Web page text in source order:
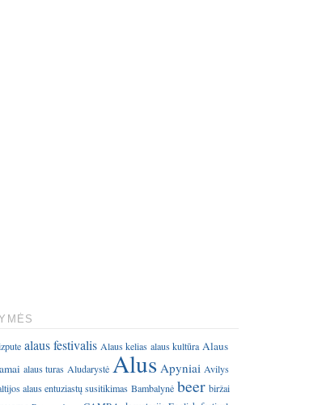
alaus festivalis Alaus kelias alaus kultūra Alaus
alaus turas Aludarystė Alus Apyniai Avilys
alaus entuziastų susitikimas Bambalynė beer biržai